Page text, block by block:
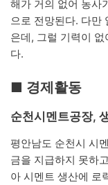
해가 거의 없어 농사
으로 전망된다. 다만
은데, 그럴 기력이
다.
■ 경제활동
순천시멘트공장,
평안남도 순천시 시
금을 지급하지 못하
아 시멘트 생산에 로